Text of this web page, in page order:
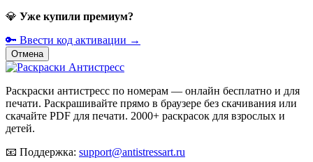
💎 Уже купили премиум?
🔑 Ввести код активации →
Отмена
Раскраски антистресс по номерам — онлайн бесплатно и для
печати. Раскрашивайте прямо в браузере без скачивания или
скачайте PDF для печати. 2000+ раскрасок для взрослых и
детей.
📧 Поддержка: support@antistressart.ru